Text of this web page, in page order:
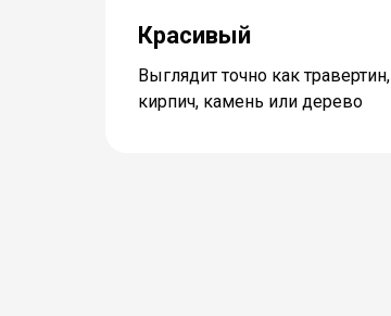
Красивый
Выглядит точно как травертин,
кирпич, камень или дерево